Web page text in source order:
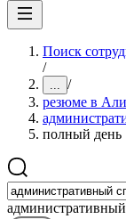
Поиск
/
... /
резюме в
полный день